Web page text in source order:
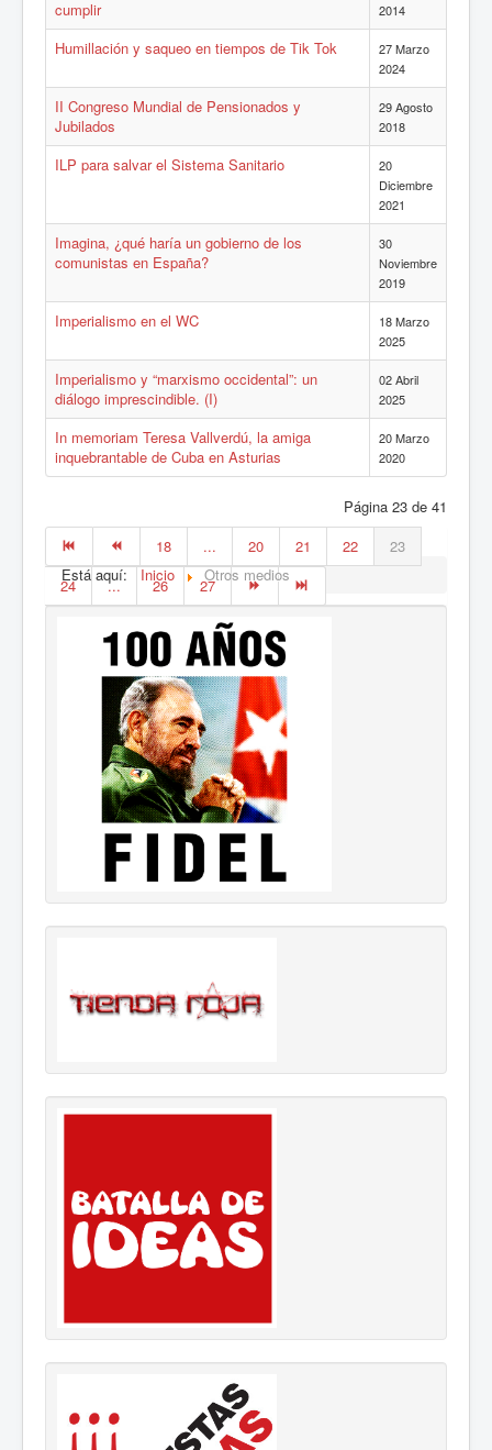
cumplir
2014
Humillación y saqueo en tiempos de Tik Tok
27 Marzo
2024
II Congreso Mundial de Pensionados y
Jubilados
29 Agosto
2018
ILP para salvar el Sistema Sanitario
20
Diciembre
2021
Imagina, ¿qué haría un gobierno de los
comunistas en España?
30
Noviembre
2019
Imperialismo en el WC
18 Marzo
2025
Imperialismo y “marxismo occidental”: un
diálogo imprescindible. (I)
02 Abril
2025
In memoriam Teresa Vallverdú, la amiga
inquebrantable de Cuba en Asturias
20 Marzo
2020
Página 23 de 41
18
... 20 21 22
23
24
... 26 27
Está aquí: Inicio Otros medios